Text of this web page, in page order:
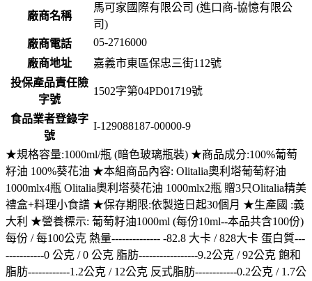
廠商名稱
馬可家國際有限公司 (進口商-協憶有限公
司)
廠商電話
05-2716000
廠商地址
嘉義市東區保忠三街112號
投保產品責任險
字號
1502字第04PD01719號
食品業者登錄字
號
I-129088187-00000-9
★規格容量:1000ml/瓶 (暗色玻璃瓶裝) ★商品成分:100%葡萄
籽油 100%葵花油 ★本組商品內容: Olitalia奧利塔葡萄籽油
1000mlx4瓶 Olitalia奧利塔葵花油 1000mlx2瓶 贈3只Olitalia精美
禮盒+料理小食譜 ★保存期限:依製造日起30個月 ★生產國 :義
大利 ★營養標示: 葡萄籽油1000ml (每份10ml--本品共含100份)
每份 / 每100公克 熱量-------------- -82.8 大卡 / 828大卡 蛋白質---
-----------0 公克 / 0 公克 脂肪-----------------9.2公克 / 92公克 飽和
脂肪------------1.2公克 / 12公克 反式脂肪------------0.2公克 / 1.7公